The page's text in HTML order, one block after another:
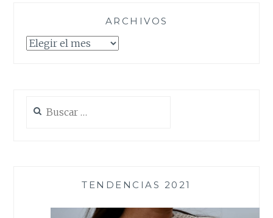
ARCHIVOS
Archivos
TENDENCIAS 2021